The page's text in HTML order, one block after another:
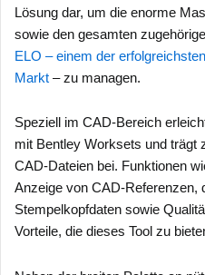
Lösung dar, um die enorme
sowie den gesamten
ELO – einem der
Markt– zu managen.
Speziell im CAD-Bereich
mit Bentley Worksets und trägt
CAD-Dateien bei. Funktionen
Anzeige von CAD-Referenzen,
Stempelkopfdaten sowie
Vorteile, die dieses Tool zu